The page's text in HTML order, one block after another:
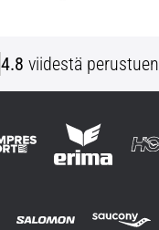
4.8 viidestä perustuen